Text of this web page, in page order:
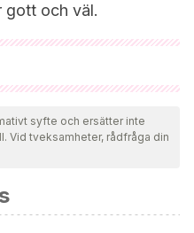
gott och väl.
noggrant av vårt team
aktualitet och
ansågs vara tillförlitlig
BUENO: Con un cinco
syfte och ersätter inte
Vid tveksamheter, rådfråga din